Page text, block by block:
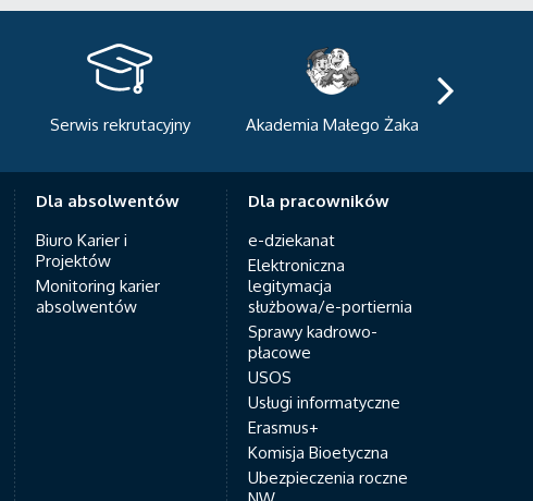
Serwis rekrutacyjny Akademia Małego Żaka
Dla absolwentów
Biuro Karier i
Projektów
Monitoring karier
absolwentów
Dla pracowników
e-dziekanat
Elektroniczna
legitymacja
służbowa/e-portiernia
Sprawy kadrowo-
płacowe
USOS
Usługi informatyczne
Erasmus+
Komisja Bioetyczna
Ubezpieczenia roczne